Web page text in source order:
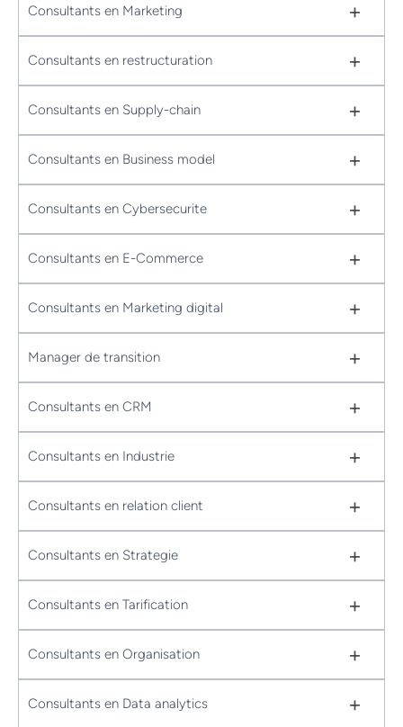
Consultants en Marketing +
Consultants en restructuration +
Consultants en Supply-chain +
Consultants en Business model +
Consultants en Cybersecurite +
Consultants en E-Commerce +
Consultants en Marketing digital +
Manager de transition +
Consultants en CRM +
Consultants en Industrie +
Consultants en relation client +
Consultants en Strategie +
Consultants en Tarification +
Consultants en Organisation +
Consultants en Data analytics +